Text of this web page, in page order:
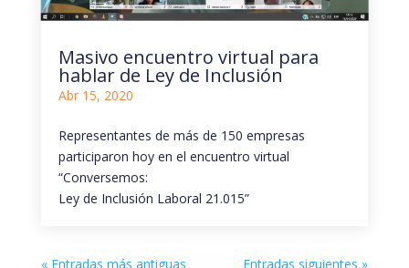
Masivo encuentro virtual para
hablar de Ley de Inclusión
Abr 15, 2020
Representantes de más de 150 empresas
participaron hoy en el encuentro virtual
“Conversemos:
Ley de Inclusión Laboral 21.015”
« Entradas más antiguas Entradas siguientes »